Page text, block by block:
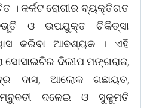
। କର୍କଟ ରୋଗୀର ବ୍ୟକ୍ତିଗତ
ଓ ଉପଯୁକ୍ତ ଚିକିତ୍ସା
କରିବା ଆବଶ୍ୟକ । ଏହି
ସୋସାଇଟିର ଦିଲୀପ ମଙ୍ଗରାଜ,
ଦାସ, ଆଲୋକ ଗଛାୟତ,
ଦଳେଇ ଓ ସୁକୁମତି